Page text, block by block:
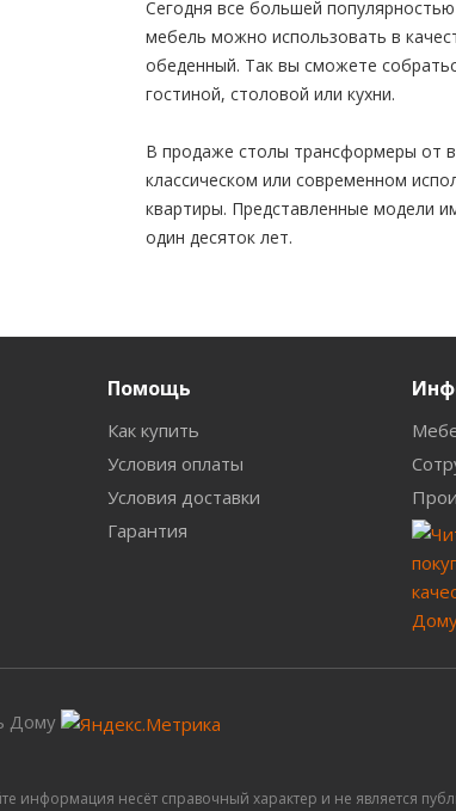
Сегодня все большей
мебель можно использовать в
обеденный. Так вы сможете
гостиной, столовой или кухни.
В продаже столы трансформеры от
классическом или современном
квартиры. Представленные модели
один десяток лет.
Помощь
Как купить
Условия оплаты
Условия доставки
Гарантия
Дому
информация несёт справочный характер и не является